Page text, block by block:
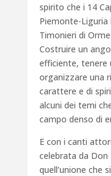
spirito che i 14
Piemonte-Liguria
Timonieri di
Costruire un
efficiente, tenere
organizzare una
carattere e di
alcuni dei temi
campo denso di
E con i canti
celebrata da Don
quell’unione che